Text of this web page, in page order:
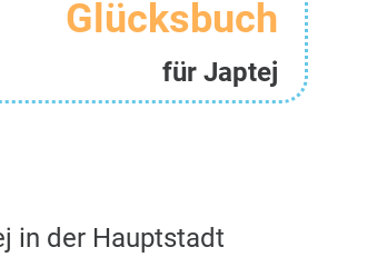
Glücksbuch
für Japtej
in der Hauptstadt